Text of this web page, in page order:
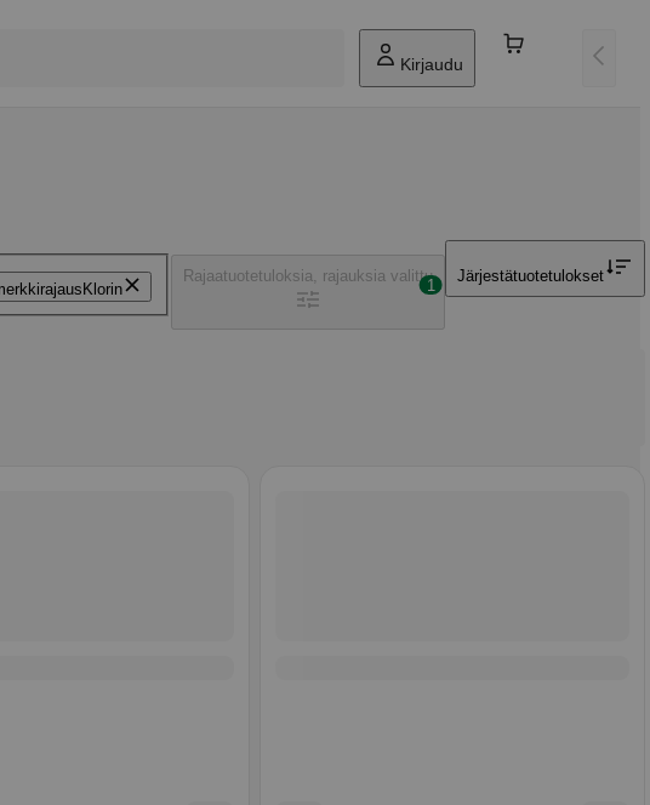
Kirjaudu
Klorin
Rajaatuotetuloksia, rajauksia valittu
1
Järjestätuotetulokset